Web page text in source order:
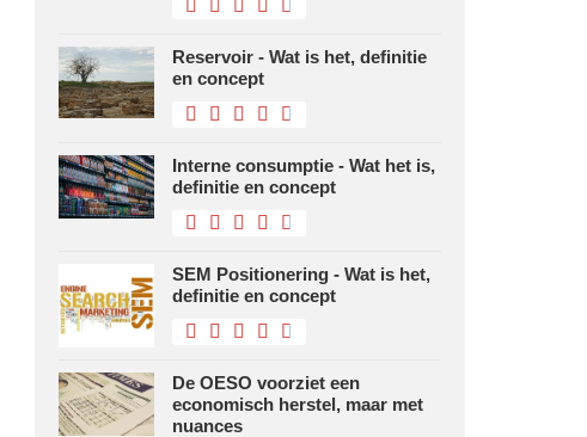
Reservoir - Wat is het, definitie
en concept
Interne consumptie - Wat het is,
definitie en concept
SEM Positionering - Wat is het,
definitie en concept
De OESO voorziet een
economisch herstel, maar met
nuances